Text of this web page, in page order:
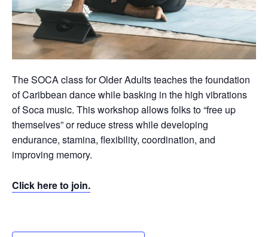
The SOCA class for Older Adults teaches the foundation
of Caribbean dance while basking in the high vibrations
of Soca music. This workshop allows folks to “free up
themselves” or reduce stress while developing
endurance, stamina, flexibility, coordination, and
improving memory.
Click here to join.